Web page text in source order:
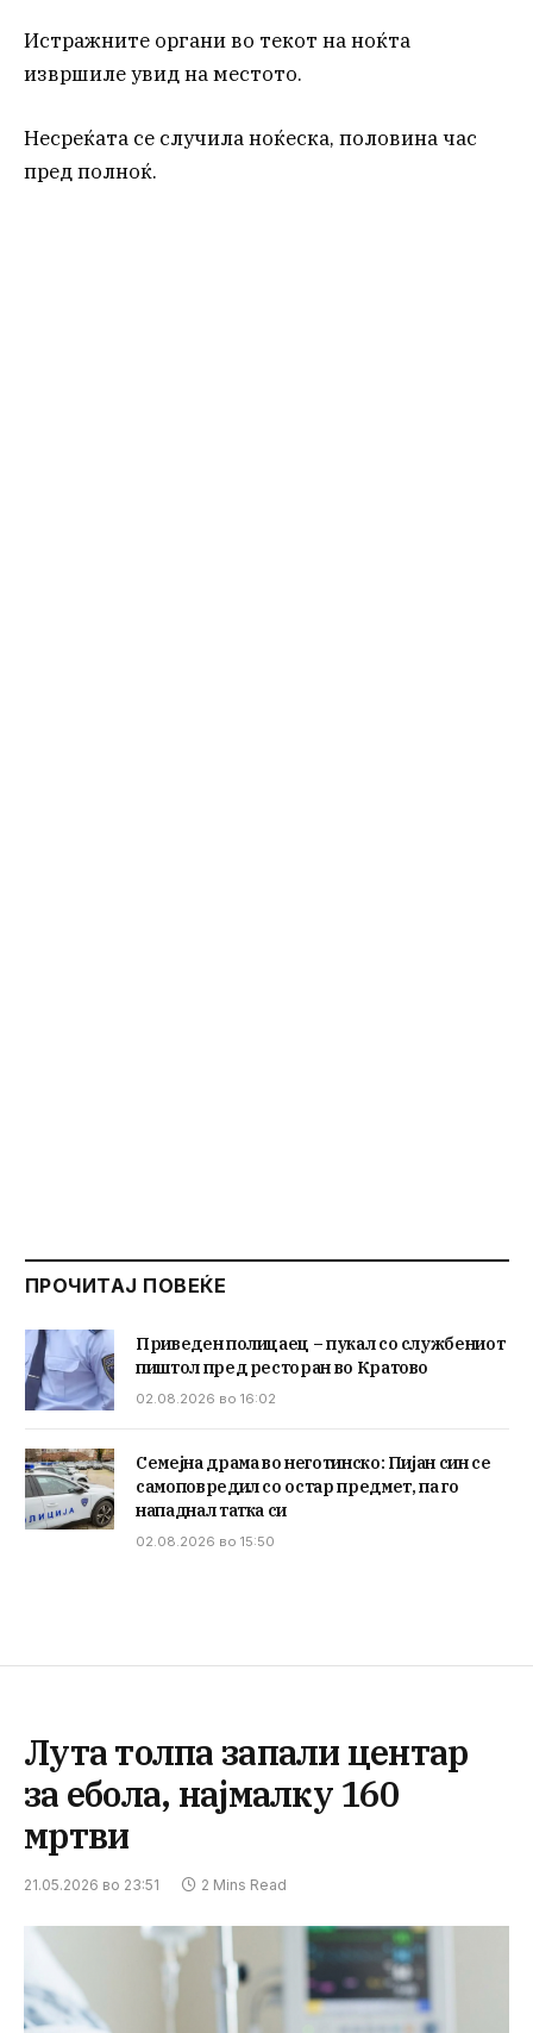
Истражните органи во текот на ноќта
извршиле увид на местото.
Несреќата се случила ноќеска, половина час
пред полноќ.
ПРОЧИТАЈ ПОВЕЌЕ
Приведен полицаец – пукал со службениот
пиштол пред ресторан во Кратово
02.08.2026 во 16:02
Семејна драма во неготинско: Пијан син се
самоповредил со остар предмет, па го
нападнал татка си
02.08.2026 во 15:50
Лута толпа запали центар
за ебола, најмалку 160
мртви
21.05.2026 во 23:51 2 Mins Read